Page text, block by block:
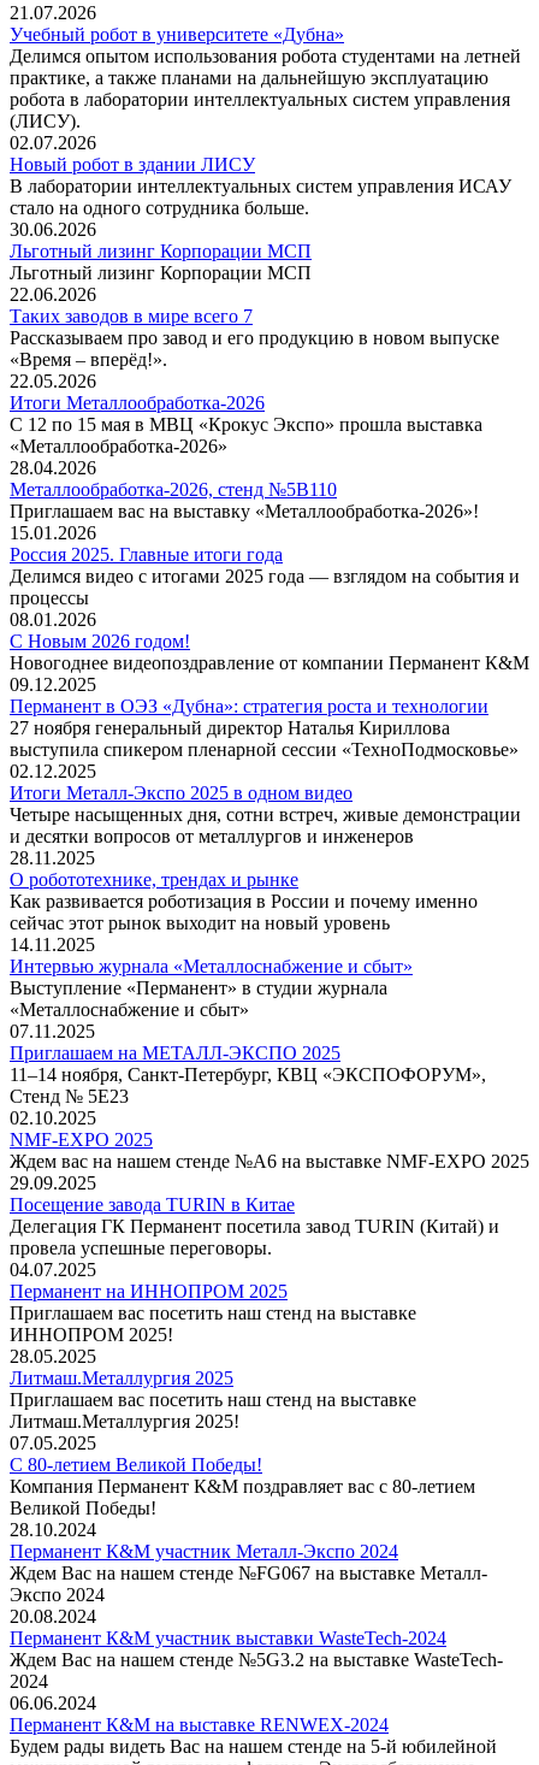
21.07.2026
Учебный робот в университете «Дубна»
Делимся опытом использования робота студентами на летней
практике, а также планами на дальнейшую эксплуатацию
робота в лаборатории интеллектуальных систем управления
(ЛИСУ).
02.07.2026
Новый робот в здании ЛИСУ
В лаборатории интеллектуальных систем управления ИСАУ
стало на одного сотрудника больше.
30.06.2026
Льготный лизинг Корпорации МСП
Льготный лизинг Корпорации МСП
22.06.2026
Таких заводов в мире всего 7
Рассказываем про завод и его продукцию в новом выпуске
«Время – вперёд!».
22.05.2026
Итоги Металлообработка-2026
С 12 по 15 мая в МВЦ «Крокус Экспо» прошла выставка
«Металлообработка‑2026»
28.04.2026
Металлообработка-2026, стенд №5В110
Приглашаем вас на выставку «Металлообработка-2026»!
15.01.2026
Россия 2025. Главные итоги года
Делимся видео с итогами 2025 года — взглядом на события и
процессы
08.01.2026
С Новым 2026 годом!
Новогоднее видеопоздравление от компании Перманент К&М
09.12.2025
Перманент в ОЭЗ «Дубна»: стратегия роста и технологии
27 ноября генеральный директор Наталья Кириллова
выступила спикером пленарной сессии «ТехноПодмосковье»
02.12.2025
Итоги Металл-Экспо 2025 в одном видео
Четыре насыщенных дня, сотни встреч, живые демонстрации
и десятки вопросов от металлургов и инженеров
28.11.2025
О робототехнике, трендах и рынке
Как развивается роботизация в России и почему именно
сейчас этот рынок выходит на новый уровень
14.11.2025
Интервью журнала «Металлоснабжение и сбыт»
Выступление «Перманент» в студии журнала
«Металлоснабжение и сбыт»
07.11.2025
Приглашаем на МЕТАЛЛ-ЭКСПО 2025
11–14 ноября, Санкт-Петербург, КВЦ «ЭКСПОФОРУМ»,
Стенд № 5Е23
02.10.2025
NMF-EXPO 2025
Ждем вас на нашем стенде №А6 на выставке NMF-EXPO 2025
29.09.2025
Посещение завода TURIN в Китае
Делегация ГК Перманент посетила завод TURIN (Китай) и
провела успешные переговоры.
04.07.2025
Перманент на ИННОПРОМ 2025
Приглашаем вас посетить наш стенд на выставке
ИННОПРОМ 2025!
28.05.2025
Литмаш.Металлургия 2025
Приглашаем вас посетить наш стенд на выставке
Литмаш.Металлургия 2025!
07.05.2025
С 80-летием Великой Победы!
Компания Перманент К&М поздравляет вас с 80-летием
Великой Победы!
28.10.2024
Перманент К&М участник Металл-Экспо 2024
Ждем Вас на нашем стенде №FG067 на выставке Металл-
Экспо 2024
20.08.2024
Перманент К&М участник выставки WasteTech-2024
Ждем Вас на нашем стенде №5G3.2 на выставке WasteTech-
2024
06.06.2024
Перманент К&М на выставке RENWEX-2024
Будем рады видеть Вас на нашем стенде на 5-й юбилейной